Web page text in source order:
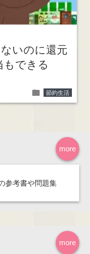
いのに還元
もできる
folder 節約生活
more
参考書や問題集
more